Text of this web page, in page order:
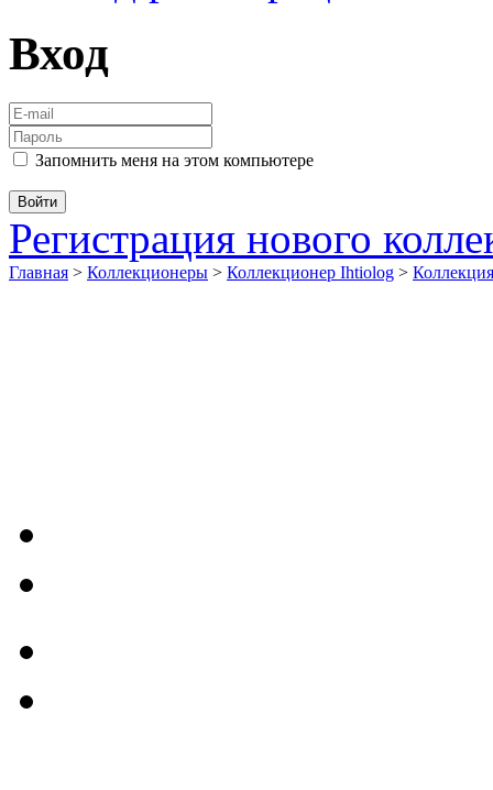
Вход
Запомнить меня на этом компьютере
Регистрация нового
Главная > Коллекционеры > Коллекционер Ihtiolog >